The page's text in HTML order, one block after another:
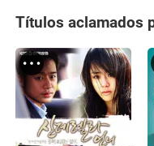
Títulos aclamados